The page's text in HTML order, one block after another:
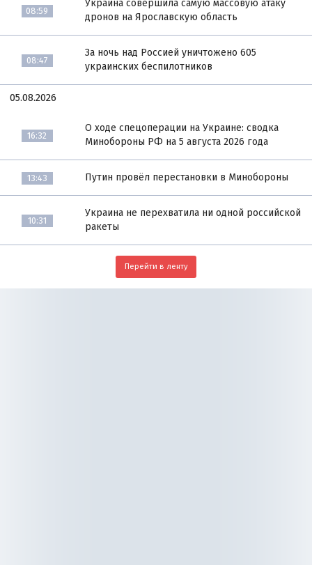
08:59
Украина совершила самую массовую атаку
дронов на Ярославскую область
08:47
За ночь над Россией уничтожено 605
украинских беспилотников
05.08.2026
16:32
О ходе спецоперации на Украине: сводка
Минобороны РФ на 5 августа 2026 года
13:43 Путин провёл перестановки в Минобороны
10:31
Украина не перехватила ни одной российской
ракеты
Перейти в ленту